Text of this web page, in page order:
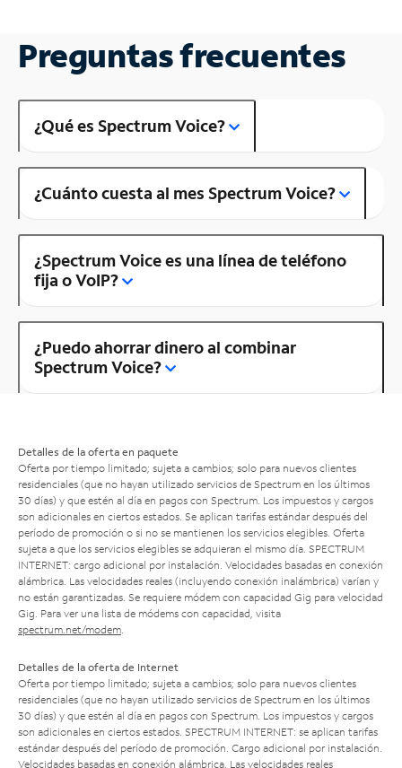
Preguntas frecuentes
¿Qué es Spectrum Voice?
¿Cuánto cuesta al mes Spectrum Voice?
¿Spectrum Voice es una línea de teléfono
fija o VoIP?
¿Puedo ahorrar dinero al combinar
Spectrum Voice?
Detalles de la oferta en paquete
Oferta por tiempo limitado; sujeta a cambios; solo para nuevos clientes
residenciales (que no hayan utilizado servicios de Spectrum en los últimos
30 días) y que estén al día en pagos con Spectrum. Los impuestos y cargos
son adicionales en ciertos estados. Se aplican tarifas estándar después del
período de promoción o si no se mantienen los servicios elegibles. Oferta
sujeta a que los servicios elegibles se adquieran el mismo día. SPECTRUM
INTERNET: cargo adicional por instalación. Velocidades basadas en conexión
alámbrica. Las velocidades reales (incluyendo conexión inalámbrica) varían y
no están garantizadas. Se requiere módem con capacidad Gig para velocidad
Gig. Para ver una lista de módems con capacidad, visita
spectrum.net/modem
Detalles de la oferta de Internet
Oferta por tiempo limitado; sujeta a cambios; solo para nuevos clientes
residenciales (que no hayan utilizado servicios de Spectrum en los últimos
30 días) y que estén al día en pagos con Spectrum. Los impuestos y cargos
son adicionales en ciertos estados. SPECTRUM INTERNET: se aplican tarifas
estándar después del período de promoción. Cargo adicional por instalación.
Velocidades basadas en conexión alámbrica. Las velocidades reales